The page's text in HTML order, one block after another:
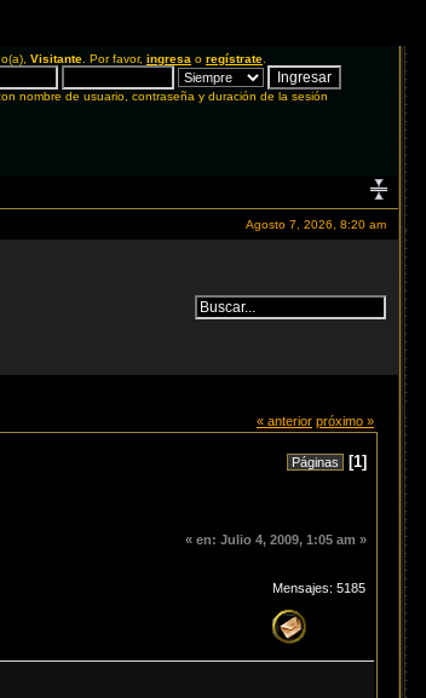
Visitante . Por favor, ingresa o regístrate
nombre de usuario, contraseña y duración de la sesión
Agosto 7, 2026, 8:20 am
« anterior próximo »
Páginas [1]
« en: Julio 4, 2009, 1:05 am »
Mensajes: 5185